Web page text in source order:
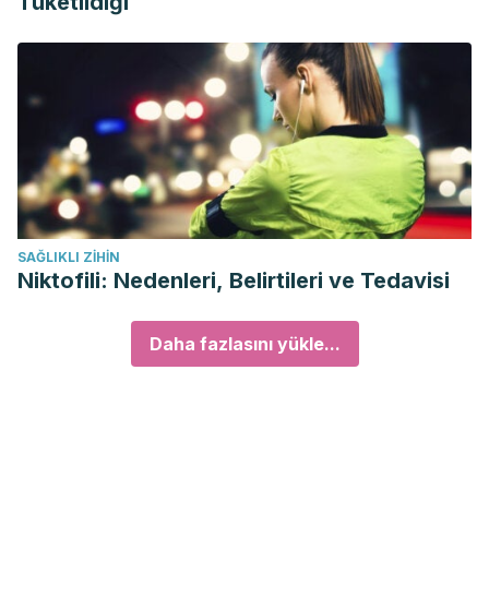
SAĞLIKLI ZIHIN
Niktofili: Nedenleri, Belirtileri ve Tedavisi
Daha fazlasını yükle...